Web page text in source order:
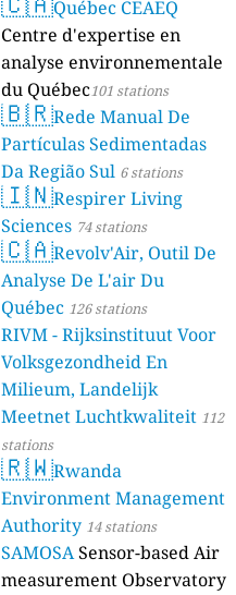
Québec CEAEQ
Centre d'expertise en
analyse environnementale
du Québec101 stations
🇧🇷Rede Manual De
Partículas Sedimentadas
Da Região Sul 6 stations
🇮🇳Respirer Living
Sciences 74 stations
🇨🇦Revolv'Air, Outil De
Analyse De L'air Du
Québec 126 stations
RIVM - Rijksinstituut Voor
Volksgezondheid En
Milieum, Landelijk
Meetnet Luchtkwaliteit 112
stations
🇷🇼Rwanda
Environment Management
Authority 14 stations
SAMOSASensor-based Air
measurement Observatory